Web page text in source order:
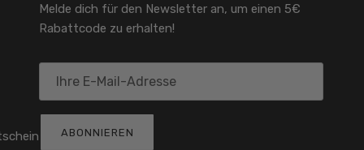
Melde dich für den Newsletter an, um einen 5€
Rabattcode zu erhalten!
ABONNIEREN